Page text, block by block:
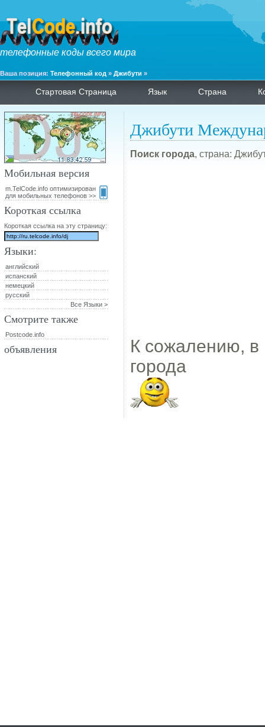
телефонные коды всего мира
Ваша позиция: Телефонный код » Джибути »
Стартовая Страница Язык Страна
Джибути
Поиск города, страна:
К сожалению, в
города
Мобильная версия
m.TelCode.info оптимизирован
для мобильных телефонов >>
Короткая ссылка
Короткая ссылка на эту страницу:
Языки:
английский
испанский
немецкий
русский
Все Языки >
Смотрите также
Postcode.info
объявления